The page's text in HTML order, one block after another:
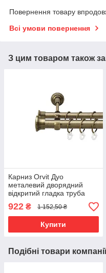
Повернення товару
Всі умови повернення
З цим товаром також
Карниз Orvit Дуо
металевий дворядний
відкритий гладка труба
25\19 мм 200 см
(4199033)
922 ₴ 1 152,50 ₴
Купити
Подібні товари